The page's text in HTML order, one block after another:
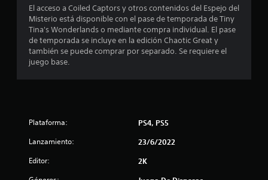
d
e
4
0
El acceso a Coiled Captors y otros contenidos del Espejo del
Misterio está disponible con el pase de temporada de Tiny
Tina's Wonderlands o mediante compra individual. El pase
de temporada se incluye en la edición Chaotic Great y
también se puede comprar por separado. Se requiere el
juego base.
Plataforma: PS4, PS5
Lanzamiento: 23/6/2022
Editor: 2K